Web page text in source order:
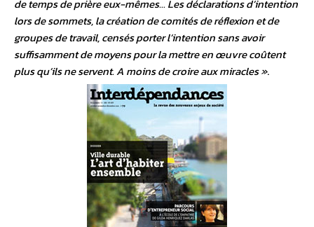
de temps de prière eux-mêmes… Les déclarations d’intention
lors de sommets, la création de comités de réflexion et de
groupes de travail, censés porter l’intention sans avoir
suffisamment de moyens pour la mettre en œuvre coûtent
plus qu’ils ne servent. A moins de croire aux miracles ».